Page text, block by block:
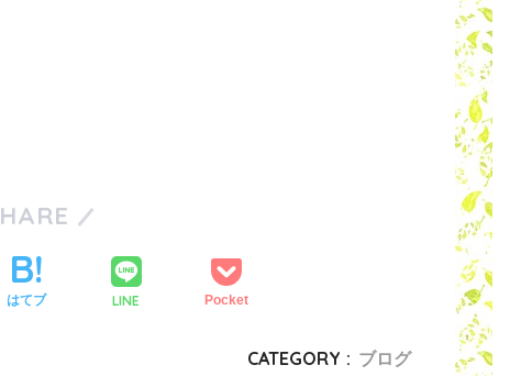
はてブ LINE Pocket
CATEGORY : ブログ